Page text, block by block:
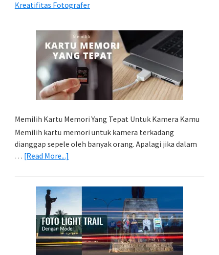
Kreatifitas Fotografer
Memilih Kartu Memori Yang Tepat Untuk Kamera Kamu
Memilih kartu memori untuk kamera terkadang
dianggap sepele oleh banyak orang. Apalagi jika dalam
… [Read More...]
Memori
Tepat
Untuk
Kamera
Kamu